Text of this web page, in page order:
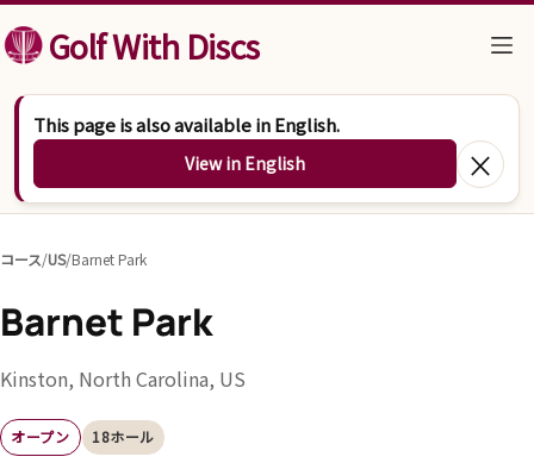
コンテンツへスキップ
Golf With Discs
This page is also available in English.
View in English ×
コース/US/Barnet Park
Barnet Park
Kinston, North Carolina, US
オープン 18ホール